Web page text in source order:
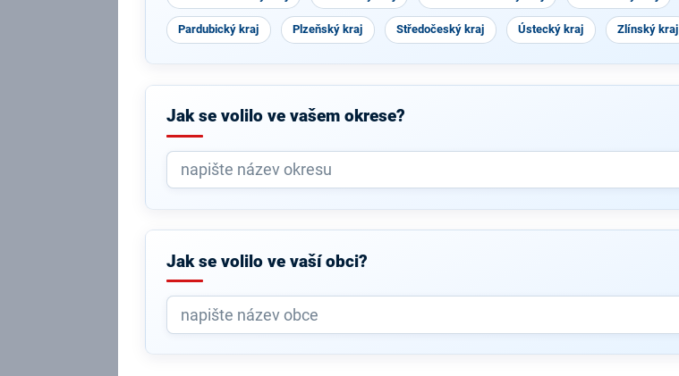
Pardubický kraj Plzeňský kraj Středočeský kraj Ústecký kraj Zlínský kraj
Jak se volilo ve vašem okrese?
Jak se volilo ve vaší obci?